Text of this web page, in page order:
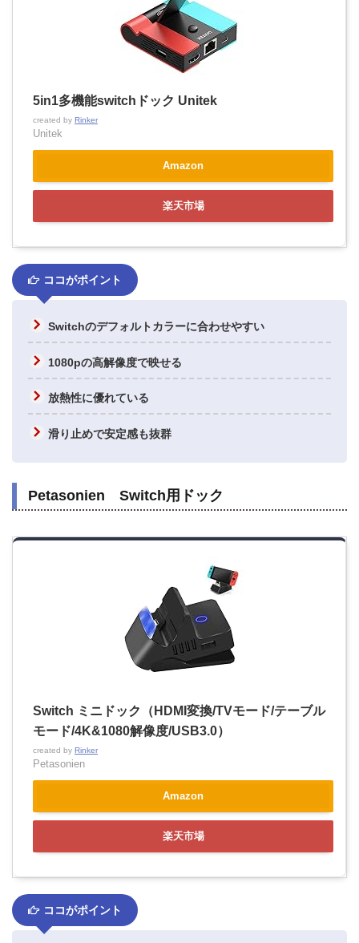
5in1多機能switchドック Unitek
created by Rinker
Unitek
Amazon
楽天市場
ココがポイント
Switchのデフォルトカラーに合わせやすい
1080pの高解像度で映せる
放熱性に優れている
滑り止めで安定感も抜群
Petasonien Switch用ドック
Switch ミニドック（HDMI変換/TVモード/テーブル
モード/4K&1080解像度/USB3.0）
created by Rinker
Petasonien
Amazon
楽天市場
ココがポイント